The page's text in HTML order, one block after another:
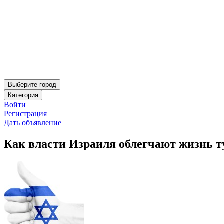
Выберите город
Категория
Войти
Регистрация
Дать объявление
Как власти Израиля облегчают жизнь